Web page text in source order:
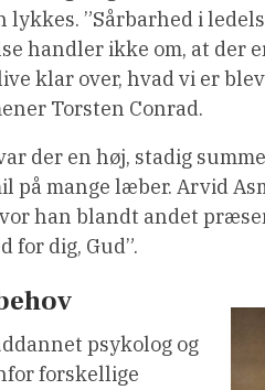
lykkes. ”Sårbarhed i
handler ikke om, at der
klar over, hvad vi er
Torsten Conrad.
der en høj, stadig
på mange læber. Arvid
han blandt andet
for dig, Gud”.
psykolog og
forskellige